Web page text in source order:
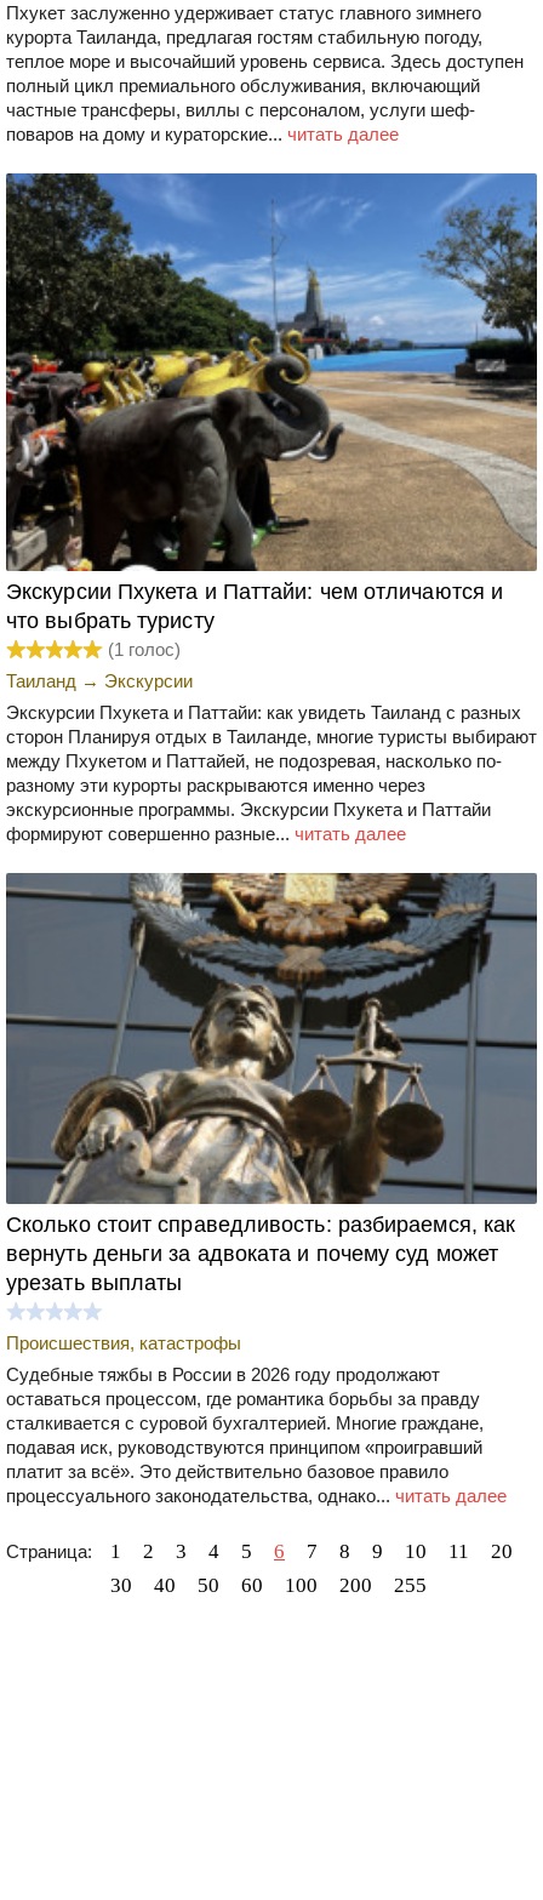
Пхукет заслуженно удерживает статус главного зимнего
курорта Таиланда, предлагая гостям стабильную погоду,
теплое море и высочайший уровень сервиса. Здесь доступен
полный цикл премиального обслуживания, включающий
частные трансферы, виллы с персоналом, услуги шеф-
поваров на дому и кураторские... читать далее
Экскурсии Пхукета и Паттайи: чем отличаются и
что выбрать туристу
(1 голос)
Таиланд → Экскурсии
Экскурсии Пхукета и Паттайи: как увидеть Таиланд с разных
сторон Планируя отдых в Таиланде, многие туристы выбирают
между Пхукетом и Паттайей, не подозревая, насколько по-
разному эти курорты раскрываются именно через
экскурсионные программы. Экскурсии Пхукета и Паттайи
формируют совершенно разные... читать далее
Сколько стоит справедливость: разбираемся, как
вернуть деньги за адвоката и почему суд может
урезать выплаты
Происшествия, катастрофы
Судебные тяжбы в России в 2026 году продолжают
оставаться процессом, где романтика борьбы за правду
сталкивается с суровой бухгалтерией. Многие граждане,
подавая иск, руководствуются принципом «проигравший
платит за всё». Это действительно базовое правило
процессуального законодательства, однако... читать далее
Страница: 1 2 3 4 5 6 7 8 9 10 11
20
30
40 50 60 100 200 255